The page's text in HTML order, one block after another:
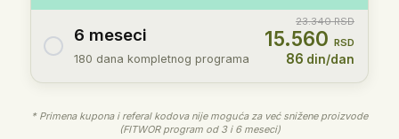
6 meseci
180 dana kompletnog programa
23.340 RSD
15.560 RSD
86 din/dan
* Primena kupona i referal kodova nije moguća za već snižene proizvode
(FITWOR program od 3 i 6 meseci)